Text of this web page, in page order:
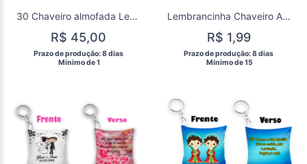
30 Chaveiro almofada Lembrancinha Chuva de amor chuva de benção
R$ 45,00
Prazo de produção: 8 dias
  Mínimo de 1
Lembrancinha Chaveiro Almofada Baby Shark
R$ 1,99
Prazo de produção: 8 dias
  Mínimo de 15